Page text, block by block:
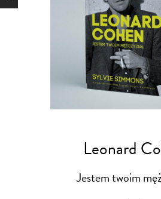
Leonard
Jestem twoim